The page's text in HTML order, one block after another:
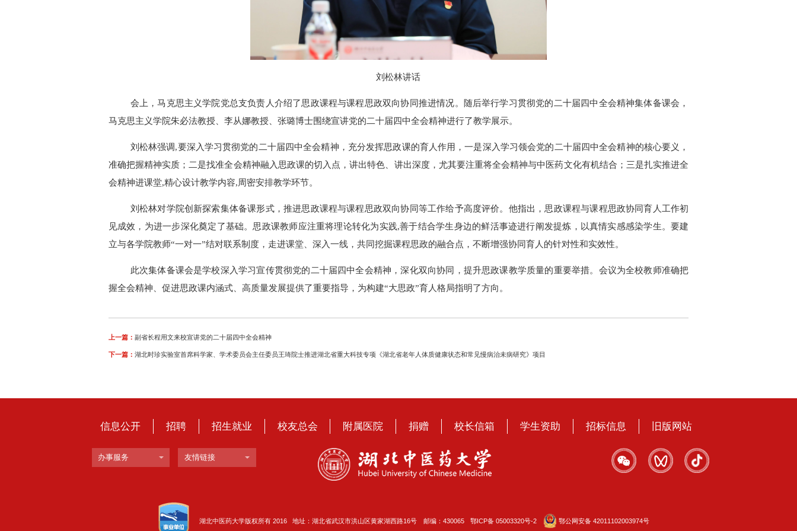
刘松林讲话
会上，马克思主义学院党总支负责人介绍了思政课程与课程思政双向协同推进情况。 随后举行学习贯彻党的二十届四中全会精神集体备课会 ，
马克思主义学院朱必法教授、李从娜教授、张璐博士围绕宣讲党的二十届四中全会精神进行了教学展示。
刘松林强调,要深入学习贯彻党的二十届四中全会精神 ， 充分发挥思政课的育人作用 ，一是深入学习领会党的二十届四中全会精神的核心要义 ，
准确把握精神实质 ； 二是找准全会精神融入思政课的切入点 ，讲出特色、讲出深度， 尤其要注重将全会精神与中医药文化有机结合 ； 三是扎实推进全
会精神进课堂,精心设计教学内容,周密安排教学环节。
刘松林对学院创新探索集体备课形式， 推进思政课程与课程思政双向协同等工作给予高度评价。他指出 ， 思政课程与课程思政协同育人工作初
见成效 ， 为进一步深化奠定了基础。 思政课教师应注重将理论转化为实践,善于结合学生身边的鲜活事迹进行阐发提炼 ， 以真情实感感染学生。要建
立与各学院教师“一对一”结对联系制度，走进课堂、深入一线，共同挖掘课程思政的融合点，不断增强协同育人的针对性和实效性。
此次集体备课会是学校深入学习宣传贯彻党的二十届四中全会精神，深化双向协同，提升思政课教学质量的重要举措。会议为全校教师准确把
握全会精神
促进思政课内涵式、高质量发展提供了重要指导，为构建“大思政”育人格局指明了方向 。
上一篇： 副省长程用文来校宣讲党的二十届四中全会精神
下一篇： 湖北时珍实验室首席科学家、学术委员会主任委员王琦院士推进湖北省重大科技专项《湖北省老年人体质健康状态和常见慢病治未病研究》项目
信息公开 招聘 招生就业 校友总会 附属医院 捐赠 校长信箱 学生资助 招标信息 旧版网站
办事服务 友情链接
湖北中医药大学版权所有 2016 地址：湖北省武汉市洪山区黄家湖西路16号 邮编：430065 鄂ICP备 05003320号-2 鄂公网安备 42011102003974号